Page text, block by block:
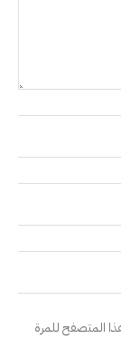
المتصفح للمرة